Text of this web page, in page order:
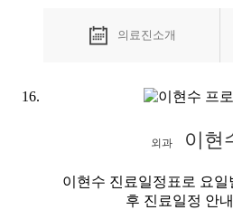
의료진소개
외과 이현
이현수 진료일정표로 요일
후 진료일정 안내